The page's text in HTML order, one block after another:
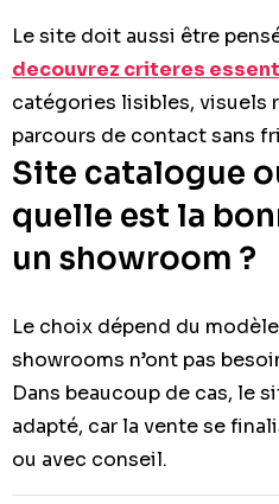
Le site doit aussi être
decouvrez criteres
catégories lisibles, visuels
parcours de contact sans
Site catalogue
quelle est la
un showroom ?
Le choix dépend du
showrooms n’ont pas
Dans beaucoup de cas, le
adapté, car la vente se
ou avec conseil.